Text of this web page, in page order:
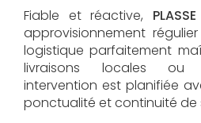
Fiable et réactive,
approvisionnement
logistique parfaitement
livraisons locales ou
intervention est planifiée
ponctualité et continuité de